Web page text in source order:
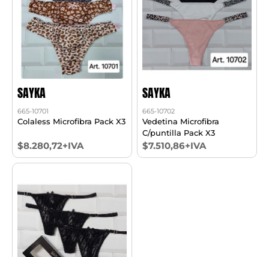
SAYKA
665-10701
Colaless Microfibra Pack X3
$8.280,72+IVA
SAYKA
665-10702
Vedetina Microfibra
C/puntilla Pack X3
$7.510,86+IVA